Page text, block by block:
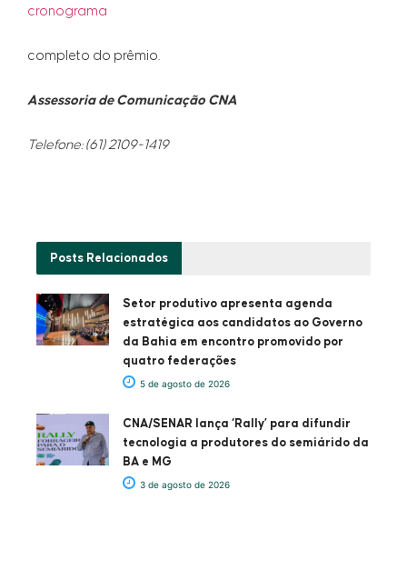
cronograma
completo do prêmio.
Assessoria de Comunicação CNA
Telefone: (61) 2109-1419
Posts Relacionados
Setor produtivo apresenta agenda
estratégica aos candidatos ao Governo
da Bahia em encontro promovido por
quatro federações
5 de agosto de 2026
CNA/SENAR lança ‘Rally’ para difundir
tecnologia a produtores do semiárido da
BA e MG
3 de agosto de 2026